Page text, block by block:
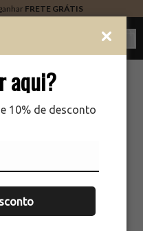
aqui?
10% de desconto
FRETE GRÁTIS
QUE VOCÊ ESTÁ